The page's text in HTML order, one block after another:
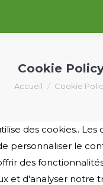
Cookie
Vous êtes ici :
Accueil Cookie
des cookies.. Les
personnaliser le
des
et d'analyser notre